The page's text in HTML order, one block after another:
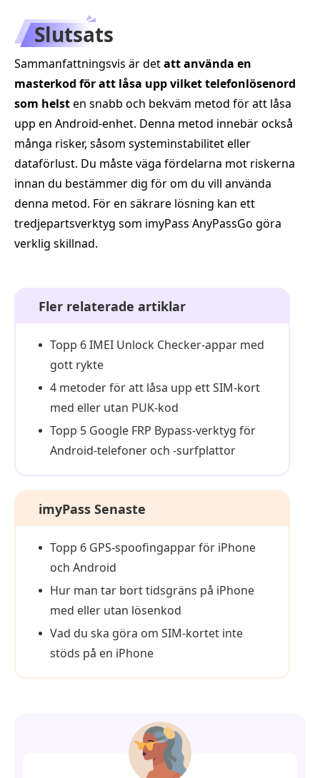
Slutsats
Sammanfattningsvis är detatt använda en
masterkod för att låsa upp vilket telefonlösenord
som helsten snabb och bekväm metod för att låsa
upp en Android‑enhet. Denna metod innebär också
många risker, såsom systeminstabilitet eller
dataförlust. Du måste väga fördelarna mot riskerna
innan du bestämmer dig för om du vill använda
denna metod. För en säkrare lösning kan ett
tredjepartsverktyg som imyPass AnyPassGo göra
verklig skillnad.
Fler relaterade artiklar
Topp 6 IMEI Unlock Checker-appar med
gott rykte
4 metoder för att låsa upp ett SIM-kort
med eller utan PUK-kod
Topp 5 Google FRP Bypass-verktyg för
Android-telefoner och -surfplattor
imyPass Senaste
Topp 6 GPS-spoofingappar för iPhone
och Android
Hur man tar bort tidsgräns på iPhone
med eller utan lösenkod
Vad du ska göra om SIM-kortet inte
stöds på en iPhone